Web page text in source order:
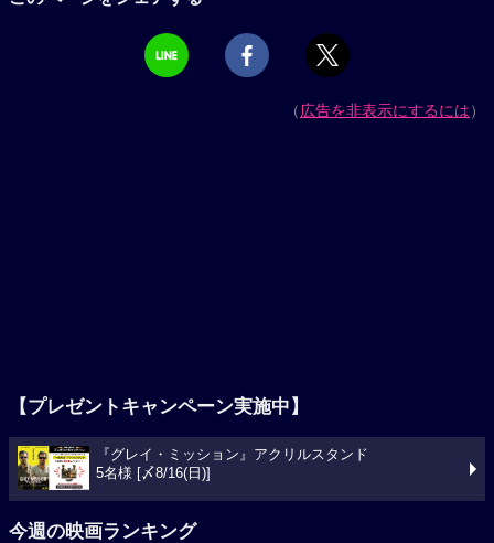
（広告を非表示にするには）
【プレゼントキャンペーン実施中】
『グレイ・ミッション』アクリルスタンド
5名様 [〆8/16(日)]
今週の映画ランキング